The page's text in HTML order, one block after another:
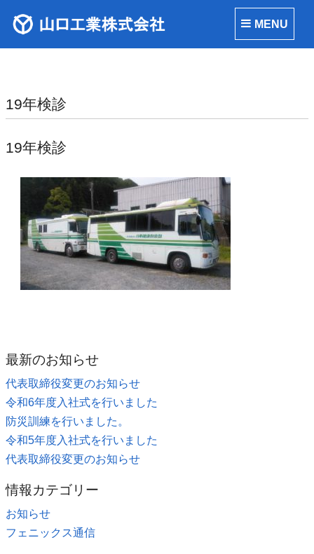
MENU
19年検診
19年検診
最新のお知らせ
代表取締役変更のお知らせ
令和6年度入社式を行いました
防災訓練を行いました。
令和5年度入社式を行いました
代表取締役変更のお知らせ
情報カテゴリー
お知らせ
フェニックス通信